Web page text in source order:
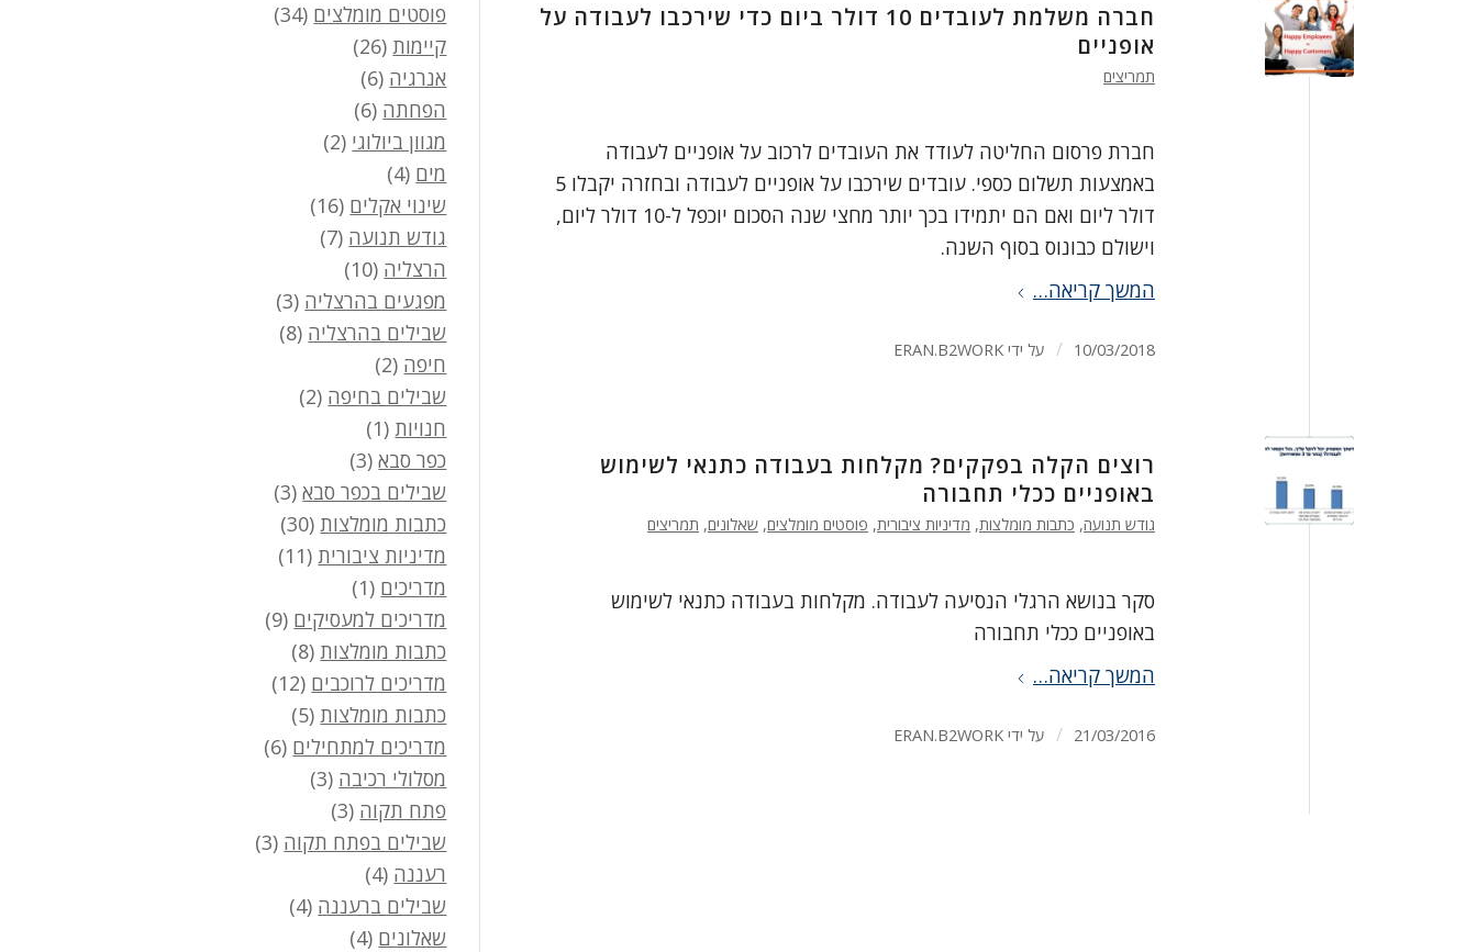
חברה משלמת לעובדים 10 דולר ביום כדי שירכבו לעבודה על
אופניים
תמריצים
חברת פרסום החליטה לעודד את העובדים לרכוב על אופניים לעבודה
באמצעות תשלום כספי. עובדים שירכבו על אופניים לעבודה ובחזרה יקבלו 5
דולר ליום ואם הם יתמידו בכך יותר מחצי שנה הסכום יוכפל ל-10 דולר ליום,
וישולם כבונוס בסוף השנה.
המשך קריאה…
10/03/2018
/ על ידי ERAN.B2WORK
רוצים הקלה בפקקים? מקלחות בעבודה כתנאי לשימוש
באופניים ככלי תחבורה
גודש תנועה, כתבות מומלצות, מדיניות ציבורית, פוסטים מומלצים, שאלונים, תמריצים
סקר בנושא הרגלי הנסיעה לעבודה. מקלחות בעבודה כתנאי לשימוש
באופניים ככלי תחבורה
המשך קריאה…
21/03/2016
/ על ידי ERAN.B2WORK
פוסטים מומלצים (34)
קיימות(26)
אנרגיה (6)
הפחתה (6)
מגוון ביולוגי (2)
מים (4)
שינוי אקלים (16)
גודש תנועה (7)
הרצליה (10)
מפגעים בהרצליה (3)
שבילים בהרצליה (8)
חיפה (2)
שבילים בחיפה (2)
חנויות(1)
כפר סבא(3)
שבילים בכפר סבא(3)
כתבות מומלצות(30)
מדיניות ציבורית(11)
מדריכים (1)
מדריכים למעסיקים (9)
כתבות מומלצות(8)
מדריכים לרוכבים (12)
כתבות מומלצות(5)
מדריכים למתחילים (6)
מסלולי רכיבה (3)
פתח תקוה (3)
שבילים בפתח תקוה (3)
רעננה (4)
שבילים ברעננה (4)
שאלונים (4)